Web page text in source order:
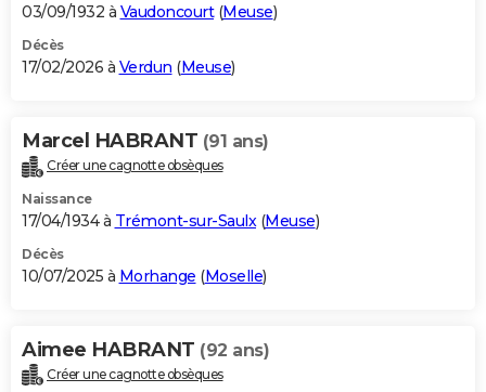
03/09/1932 à Vaudoncourt(Meuse)
Décès
17/02/2026 à Verdun (Meuse)
Marcel HABRANT (91 ans)
Créer une cagnotte obsèques
Naissance
17/04/1934 à Trémont-sur-Saulx (Meuse)
Décès
10/07/2025 à Morhange (Moselle)
Aimee HABRANT (92 ans)
Créer une cagnotte obsèques